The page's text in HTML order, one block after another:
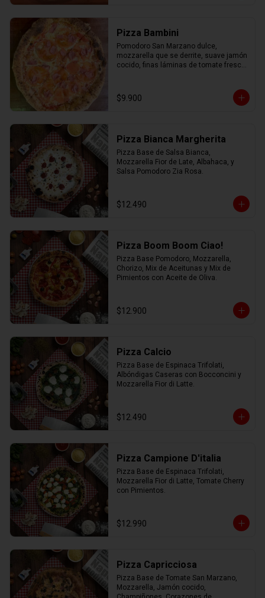
Pizza Bambini
Pomodoro San Marzano dulce,
mozzarella que se derrite, suave jamón
cocido, finas láminas de tomate fresco
$9.900
Pizza Bianca Margherita
Pizza Base de Salsa Bianca,
Mozzarella Fior de Late, Albahaca, y
Salsa Pomodoro Zia Rosa.
$12.490
Pizza Boom Boom Ciao!
Pizza Base Pomodoro, Mozzarella,
Chorizo, Mix de Aceitunas y Mix de
Pimientos con Aceite de Oliva.
$12.900
Pizza Calcio
Pizza Base de Espinaca Trifolati,
Albóndigas Caseras con Bocconcini y
Mozzarella Fior di Latte.
$12.490
Pizza Campione D'italia
Pizza Base de Espinaca Trifolati,
Mozzarella Fior di Latte, Tomate Cherry
con Pimientos.
$12.990
Pizza Capricciosa
Pizza Base de Tomate San Marzano,
Mozzarella, Jamón cocido,